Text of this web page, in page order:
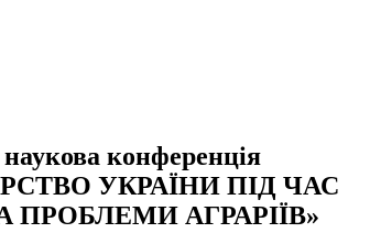
конференція
УКРАЇНИ ПІД ЧАС
АГРАРІЇВ»